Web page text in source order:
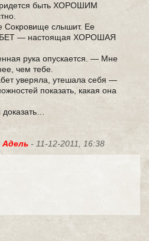
быть ХОРОШИМ
Сокровище слышит. Ее
— настоящая ХОРОШАЯ
рука опускается. — Мне
чем тебе.
уверяла, утешала себя —
показать, какая она
Адель - 11-12-2011, 16:38